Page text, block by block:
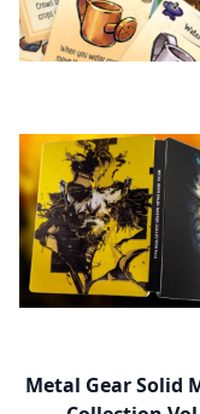
Metal Gear Solid